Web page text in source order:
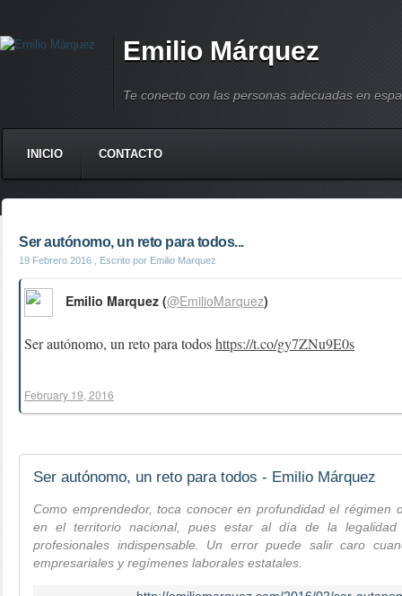
Emilio Márquez
Te conecto con las personas adecuadas en
INICIO CONTACTO
Ser autónomo, un reto para todos...
19 Febrero 2016 , Escrito por Emilio Marquez
Ser autónomo, un reto para todoshttps://t.co/gy7ZNu9E0s
Emilio Marquez (@EmilioMarquez)
February 19, 2016
Ser autónomo, un reto para todos - Emilio Márquez
Como emprendedor, toca conocer en profundidad el régimen
en el territorio nacional, pues estar al día de la legalidad
profesionales indispensable. Un error puede salir caro
empresariales y regímenes laborales estatales.